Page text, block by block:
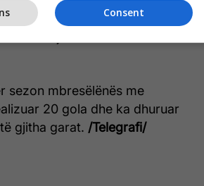
ideal për skemën e tij
në lojë dhe efikasitetit
sezon mbresëlënës me
20 gola dhe ka dhuruar
gjitha garat. /Telegrafi/
Consent